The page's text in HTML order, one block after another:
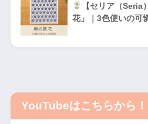
【セリア（Seria
花」｜3色使いの可
YouTubeはこちらから！